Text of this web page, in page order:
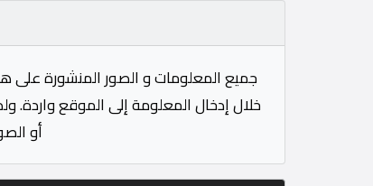
جميع المعلومات و الصور المنشورة على
خلال إدخال المعلومة إلى الموقع واردة.
أو